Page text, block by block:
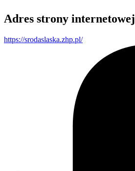
Adres strony internetowej
https://srodaslaska.zhp.pl/